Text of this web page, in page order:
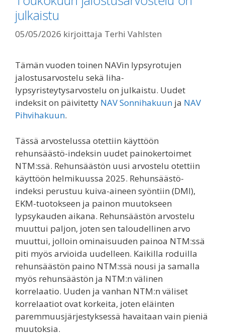
julkaistu
05/05/2026 kirjoittaja Terhi Vahlsten
Tämän vuoden toinen NAVin lypsyrotujen
jalostusarvostelu sekä liha-
lypsyristeytysarvostelu on julkaistu. Uudet
indeksit on päivitetty NAV Sonnihakuun ja NAV
Pihvihakuun.
Tässä arvostelussa otettiin käyttöön
rehunsäästö-indeksin uudet painokertoimet
NTM:ssä. Rehunsäästön uusi arvostelu otettiin
käyttöön helmikuussa 2025. Rehunsäästö-
indeksi perustuu kuiva-aineen syöntiin (DMI),
EKM-tuotokseen ja painon muutokseen
lypsykauden aikana. Rehunsäästön arvostelu
muuttui paljon, joten sen taloudellinen arvo
muuttui, jolloin ominaisuuden painoa NTM:ssä
piti myös arvioida uudelleen. Kaikilla roduilla
rehunsäästön paino NTM:ssä nousi ja samalla
myös rehunsäästön ja NTM:n välinen
korrelaatio. Uuden ja vanhan NTM:n väliset
korrelaatiot ovat korkeita, joten eläinten
paremmuusjärjestyksessä havaitaan vain pieniä
muutoksia.